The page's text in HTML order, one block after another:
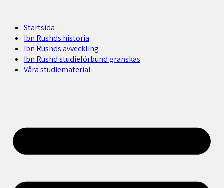
Startsida
Ibn Rushds historia
Ibn Rushds avveckling
Ibn Rushd studieförbund granskas​
Våra studiematerial